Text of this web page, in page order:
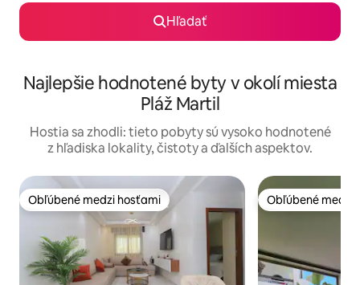
Hľadať
Najlepšie hodnotené byty v okolí miesta
Pláž Martil
Hostia sa zhodli: tieto pobyty sú vysoko hodnotené
z hľadiska lokality, čistoty a ďalších aspektov.
Obľúbené medzi hosťami
Obľúbené medzi hosťami Obľúbené medzi
Obľúbené medzi